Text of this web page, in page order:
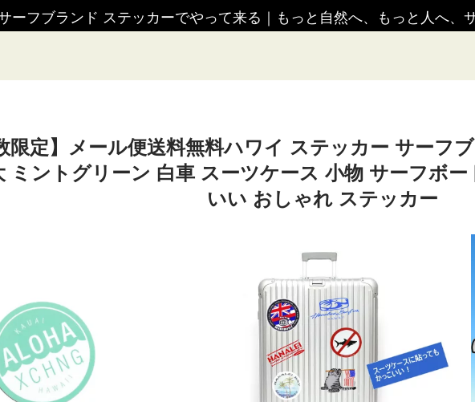
ーフブランド ステッカーでやって来る もっと自然へ、もっと人へ、
限定】メール便送料無料ハワイ ステッカー サーフ
ミントグリーン 白車 スーツケース 小物 サーフボ
いい おしゃれ ステッカー